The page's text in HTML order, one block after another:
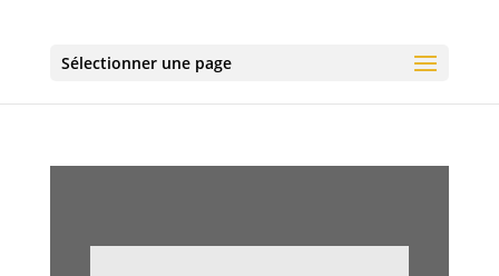
Sélectionner une page